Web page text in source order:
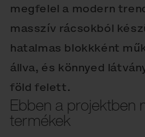
megfelel a modern
masszív rácsokból
hatalmas blokkként
állva, és könnyed
föld felett.
Ebben a projektben
termékek